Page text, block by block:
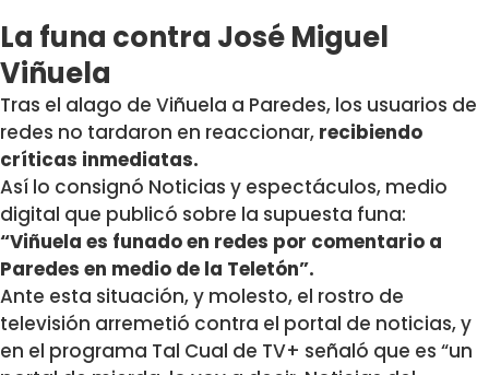
La funa contra José Miguel
Viñuela
Tras el alago de Viñuela a Paredes, los usuarios de
redes no tardaron en reaccionar, recibiendo
críticas inmediatas.
Así lo consignó Noticias y espectáculos, medio
digital que publicó sobre la supuesta funa:
“Viñuela es funado en redes por comentario a
Paredes en medio de la Teletón”.
Ante esta situación, y molesto, el rostro de
televisión arremetió contra el portal de noticias, y
en el programa Tal Cual de TV+ señaló que es “un